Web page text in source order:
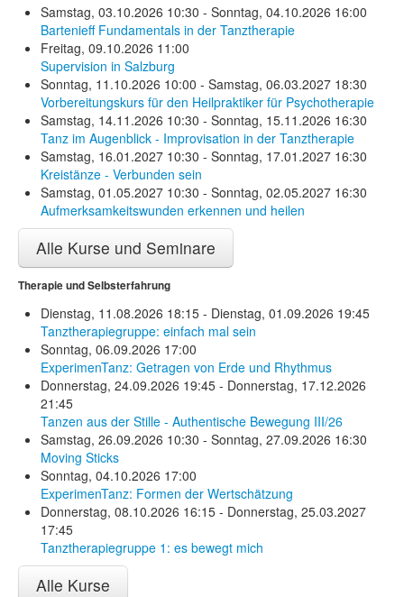
Samstag, 03.10.2026 10:30 - Sonntag, 04.10.2026 16:00
Bartenieff Fundamentals in der Tanztherapie
Freitag, 09.10.2026 11:00
Supervision in Salzburg
Sonntag, 11.10.2026 10:00 - Samstag, 06.03.2027 18:30
Vorbereitungskurs für den Heilpraktiker für Psychotherapie
Samstag, 14.11.2026 10:30 - Sonntag, 15.11.2026 16:30
Tanz im Augenblick - Improvisation in der Tanztherapie
Samstag, 16.01.2027 10:30 - Sonntag, 17.01.2027 16:30
Kreistänze - Verbunden sein
Samstag, 01.05.2027 10:30 - Sonntag, 02.05.2027 16:30
Aufmerksamkeitswunden erkennen und heilen
Alle Kurse und Seminare
Therapie und Selbsterfahrung
Dienstag, 11.08.2026 18:15 - Dienstag, 01.09.2026 19:45
Tanztherapiegruppe: einfach mal sein
Sonntag, 06.09.2026 17:00
ExperimenTanz: Getragen von Erde und Rhythmus
Donnerstag, 24.09.2026 19:45 - Donnerstag, 17.12.2026
21:45
Tanzen aus der Stille - Authentische Bewegung III/26
Samstag, 26.09.2026 10:30 - Sonntag, 27.09.2026 16:30
Moving Sticks
Sonntag, 04.10.2026 17:00
ExperimenTanz: Formen der Wertschätzung
Donnerstag, 08.10.2026 16:15 - Donnerstag, 25.03.2027
17:45
Tanztherapiegruppe 1: es bewegt mich
Alle Kurse